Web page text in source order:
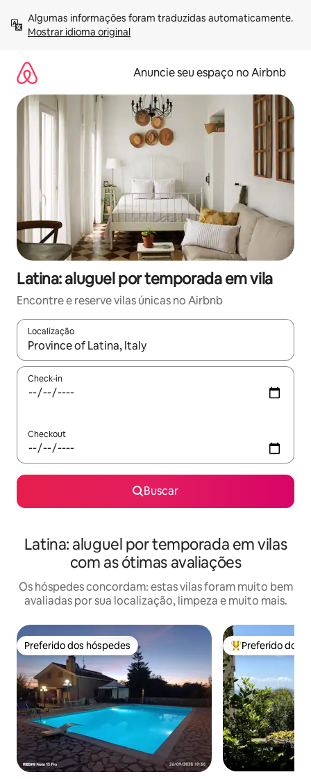
para
Mostrar idioma original
Anuncie seu espaço no Airbnb
Latina: aluguel por temporada em vila
Encontre e reserve vilas únicas no Airbnb
Localização
Quando os resultados estiverem disponíveis, explore-os
Check-in
Checkout
Buscar
Latina: aluguel por temporada em vilas
com as ótimas avaliações
Os hóspedes concordam: estas vilas foram muito bem
avaliadas por sua localização, limpeza e muito mais.
Preferido dos hóspedes
Preferido dos hóspedes Entre os
Preferido dos